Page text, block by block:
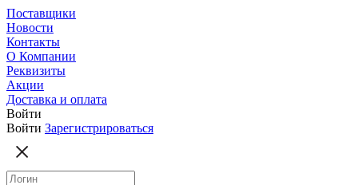
Поставщики
Новости
Контакты
О Компании
Реквизиты
Акции
Доставка и оплата
Войти
Войти Зарегистрироваться